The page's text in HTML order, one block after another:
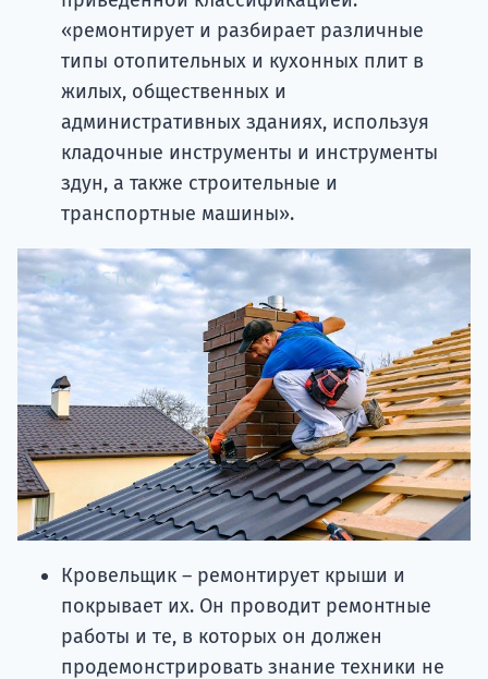
«ремонтирует и разбирает различные
типы отопительных и кухонных плит в
жилых, общественных и
административных зданиях, используя
кладочные инструменты и инструменты
здун, а также строительные и
транспортные машины».
Кровельщик – ремонтирует крыши и
покрывает их. Он проводит ремонтные
работы и те, в которых он должен
продемонстрировать знание техники не